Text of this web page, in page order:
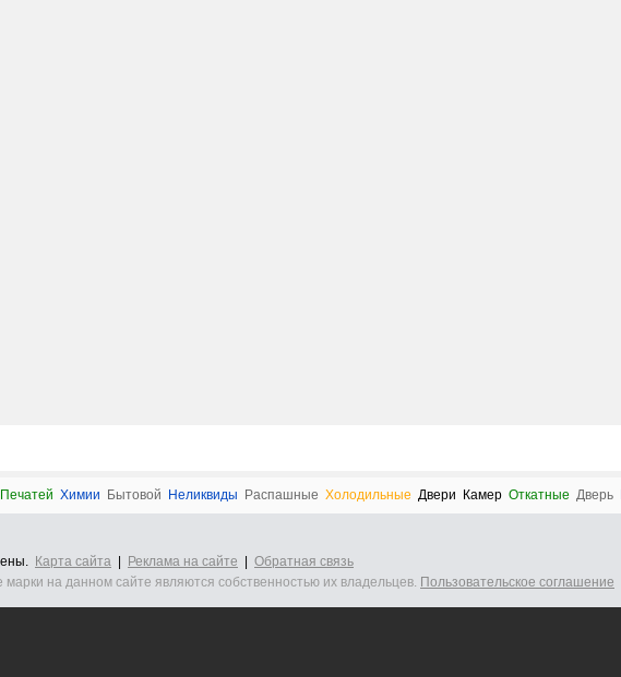
Печатей Химии Бытовой Неликвиды Распашные Холодильные Двери Камер Откатные Дверь
Карта сайта Реклама на сайте
Обратная связь
марки на данном сайте являются собственностью их владельцев. Пользовательское соглашение